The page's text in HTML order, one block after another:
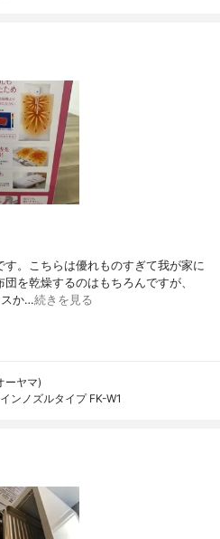
。こちらは優れものすぎて我が家に
を乾燥するのはもちろんですが、
スか…続きを見る
ーヤマ)
ンノズルタイプ FK-W1